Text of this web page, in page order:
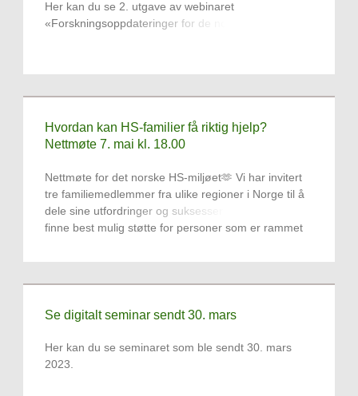
Her kan du se 2. utgave av webinaret
«Forskningsoppdateringer for de nordiske landene.
Hvordan kan HS-familier få riktig hjelp?
Nettmøte 7. mai kl. 18.00
Nettmøte for det norske HS-miljøet🫶 Vi har invitert
tre familiemedlemmer fra ulike regioner i Norge til å
dele sine utfordringer og suksesser i jakten på å
finne best mulig støtte for personer som er rammet
Se digitalt seminar sendt 30. mars
Her kan du se seminaret som ble sendt 30. mars
2023.